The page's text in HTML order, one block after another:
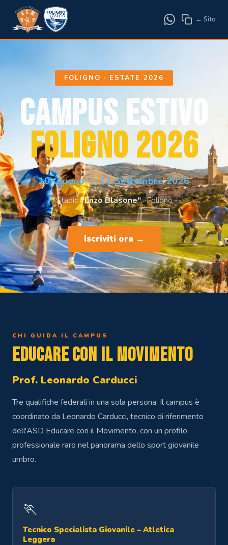
← Sito
FOLIGNO · ESTATE 2026
Campus Estivo
Foligno 2026
10 Giugno — 11 Settembre 2026
Stadio"Enzo Blasone"· Foligno
Iscriviti ora →
CHI GUIDA IL CAMPUS
Educare con il Movimento
Prof. Leonardo Carducci
Tre qualifiche federali in una sola persona. Il campus è
coordinato da Leonardo Carducci, tecnico di riferimento
dell'ASD Educare con il Movimento, con un profilo
professionale raro nel panorama dello sport giovanile
umbro.
🏃
Tecnico Specialista Giovanile – Atletica
Leggera